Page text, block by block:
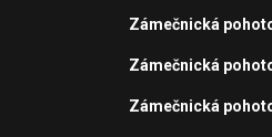
Zámečnická
Zámečnická
Zámečnická